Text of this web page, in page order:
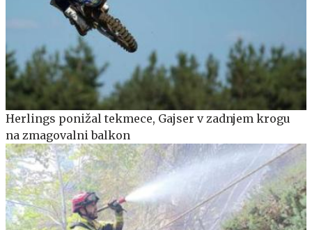
Herlings ponižal tekmece, Gajser v zadnjem krogu
na zmagovalni balkon